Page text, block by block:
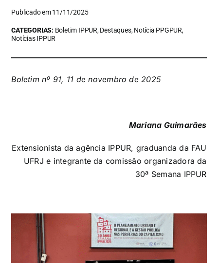
Publicado em 11/11/2025
CATEGORIAS: Boletim IPPUR, Destaques, Notícia PPGPUR,
Notícias IPPUR
Boletim nº 91, 11 de novembro de 2025
Mariana Guimarães
Extensionista da agência IPPUR, graduanda da FAU
UFRJ e integrante da comissão organizadora da
30ª Semana IPPUR